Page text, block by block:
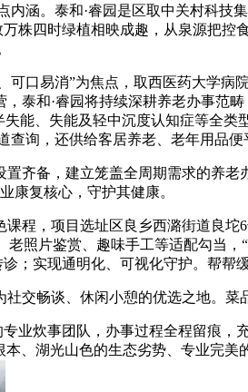
。泰和·睿园是区取中关村科技
四时绿植相映成趣，从泉源把控
易消”为焦点，取西医药大学病
泰和·睿园将持续深耕养老办事范
能、失能及轻中沉度认知症等全
询，还供给客居养老、老年用品
备，建立笼盖全周期需求的养老
康复核心，守护其健康。
，项目选址区良乡西潞街道良坨
照片鉴赏、趣味手工等适配勾当
；实现通明化、可视化守护。帮帮
畅谈、休闲小憩的优选之地。菜
炊事团队，办事过程全程留痕，
、湖光山色的生态劣势、专业完美